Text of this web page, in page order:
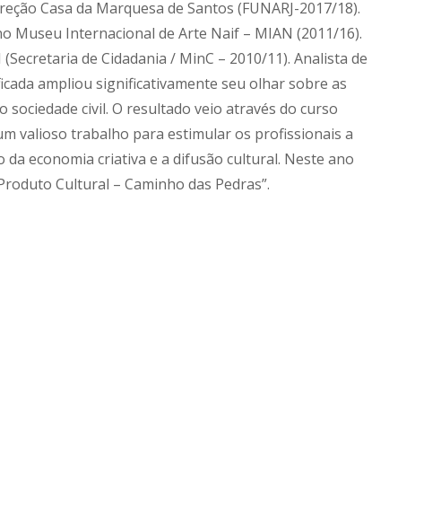
Casa da Marquesa de Santos (FUNARJ-2017/18).
Museu Internacional de Arte Naif – MIAN (2011/16).
de Cidadania / MinC – 2010/11). Analista de
ampliou significativamente seu olhar sobre as
civil. O resultado veio através do curso
valioso trabalho para estimular os profissionais a
economia criativa e a difusão cultural. Neste ano
Cultural – Caminho das Pedras”.